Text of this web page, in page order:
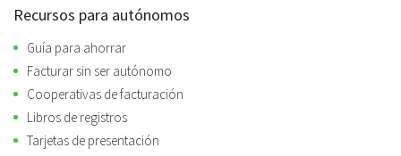
Recursos para autónomos
Guía para ahorrar
Facturar sin ser autónomo
Cooperativas de facturación
Libros de registros
Tarjetas de presentación